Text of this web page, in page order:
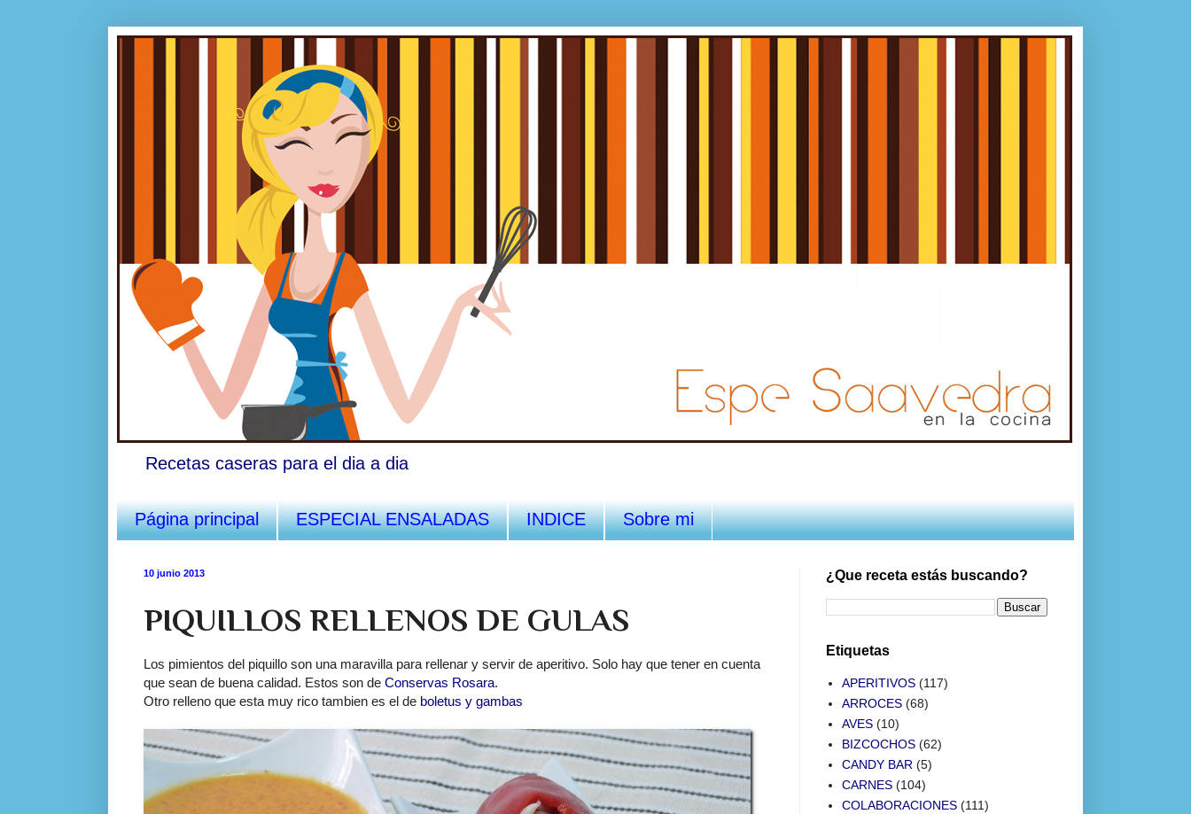
Recetas caseras para el dia a dia
Página principal ESPECIAL ENSALADAS INDICE Sobre mi
10 junio 2013
PIQUILLOS RELLENOS DE GULAS
Los pimientos del piquillo son una maravilla para rellenar y servir de aperitivo. Solo hay que tener en cuenta
que sean de buena calidad. Estos son de Conservas Rosara.
Otro relleno que esta muy rico tambien es el de boletus y gambas
¿Que receta estás buscando?
Etiquetas
APERITIVOS (117)
ARROCES (68)
AVES (10)
BIZCOCHOS (62)
CANDY BAR (5)
CARNES (104)
COLABORACIONES (111)